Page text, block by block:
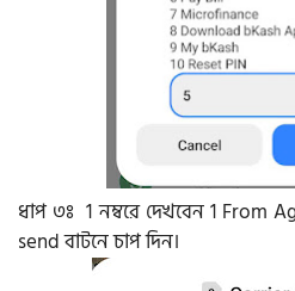
ধাপ ৩ঃ 1 নম্বরে দেখবেন 1 From
send বাটনে চাপ দিন।